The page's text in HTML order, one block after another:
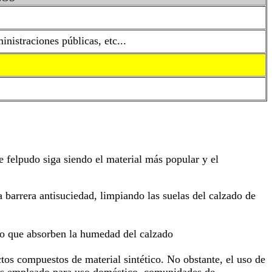
públicas, etc...
felpudo siga siendo el material más popular y el
antisuciedad, limpiando las suelas del calzado de
que absorben la humedad del calzado
compuestos de material sintético. No obstante, el uso de